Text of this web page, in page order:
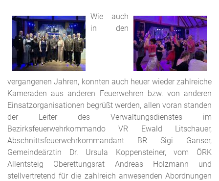
Wie auch
in den
vergangenen Jahren, konnten auch heuer wieder zahlreiche
Kameraden aus anderen Feuerwehren bzw. von anderen
Einsatzorganisationen begrüßt werden, allen voran standen
der Leiter des Verwaltungsdienstes im
Bezirksfeuerwehrkommando VR Ewald Litschauer,
Abschnittsfeuerwehrkommandant BR Sigi Ganser,
Gemeindeärztin Dr. Ursula Koppensteiner, vom ÖRK
Allentsteig Oberettungsrat Andreas Holzmann und
stellvertretend für die zahlreich anwesenden Abordnungen